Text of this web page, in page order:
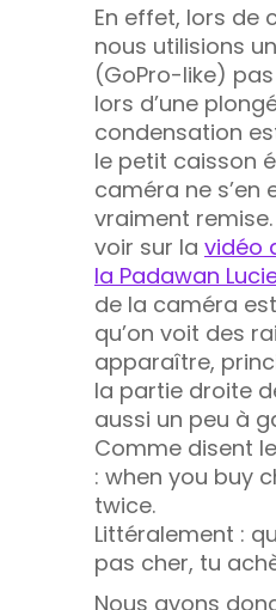
En effet, lors de
nous utilisions
(GoPro-like)
lors d’une
condensation
le petit caisson
caméra ne s’en
vraiment
voir sur la vidéo
la Padawan
de la caméra
qu’on voit des
apparaître,
la partie droite
aussi un peu à
Comme disent
: when you buy
twice.
Littéralement :
pas cher, tu
Nous avons